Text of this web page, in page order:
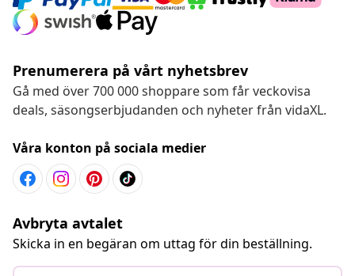
Prenumerera på vårt nyhetsbrev
Gå med över 700 000 shoppare som får veckovisa
deals, säsongserbjudanden och nyheter från vidaXL.
Våra konton på sociala medier
Avbryta avtalet
Skicka in en begäran om uttag för din beställning.